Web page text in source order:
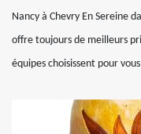
Nancy à Chevry En Sereine
offre toujours de meilleurs
équipes choisissent pour